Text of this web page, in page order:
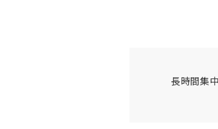
長時間集